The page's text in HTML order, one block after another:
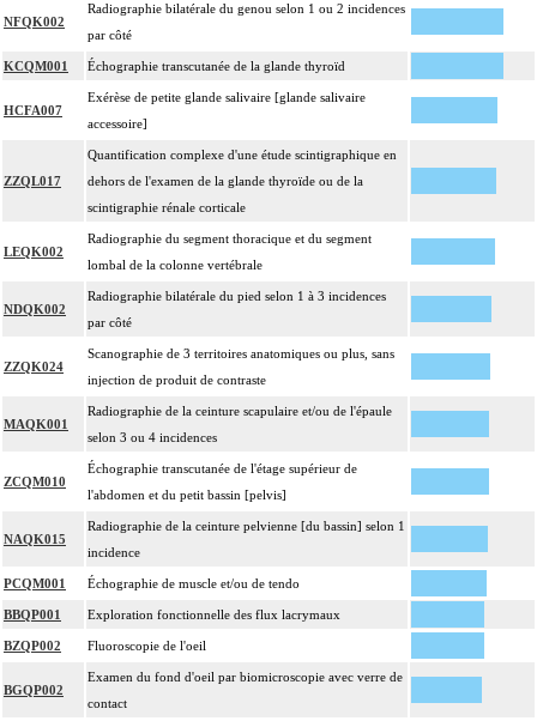
NFQK002
Radiographie bilatérale du genou selon 1 ou 2 incidences
par côté
KCQM001 Échographie transcutanée de la glande thyroïd
HCFA007
Exérèse de petite glande salivaire [glande salivaire
accessoire]
ZZQL017
Quantification complexe d'une étude scintigraphique en
dehors de l'examen de la glande thyroïde ou de la
scintigraphie rénale corticale
LEQK002
Radiographie du segment thoracique et du segment
lombal de la colonne vertébrale
NDQK002
Radiographie bilatérale du pied selon 1 à 3 incidences
par côté
ZZQK024
Scanographie de 3 territoires anatomiques ou plus, sans
injection de produit de contraste
MAQK001
Radiographie de la ceinture scapulaire et/ou de l'épaule
selon 3 ou 4 incidences
ZCQM010
Échographie transcutanée de l'étage supérieur de
l'abdomen et du petit bassin [pelvis]
NAQK015
Radiographie de la ceinture pelvienne [du bassin] selon 1
incidence
PCQM001 Échographie de muscle et/ou de tendo
BBQP001 Exploration fonctionnelle des flux lacrymaux
BZQP002 Fluoroscopie de l'oeil
BGQP002
Examen du fond d'oeil par biomicroscopie avec verre de
contact